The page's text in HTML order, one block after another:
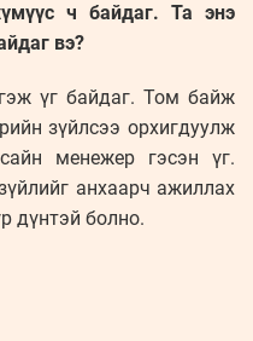
ч байдаг. Та энэ
вэ?
үг байдаг. Том байж
зүйлсээ орхигдуулж
менежер гэсэн үг.
анхаарч ажиллах
дүнтэй болно.